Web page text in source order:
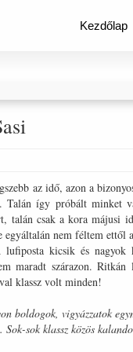
Kezdőlap
az idő, azon a
így próbált minket
talán csak a kora
nem féltem ettől
lufiposta kicsik és
maradt szárazon.
klassz volt minden!
boldogok, vigyázzatok
sok klassz közös